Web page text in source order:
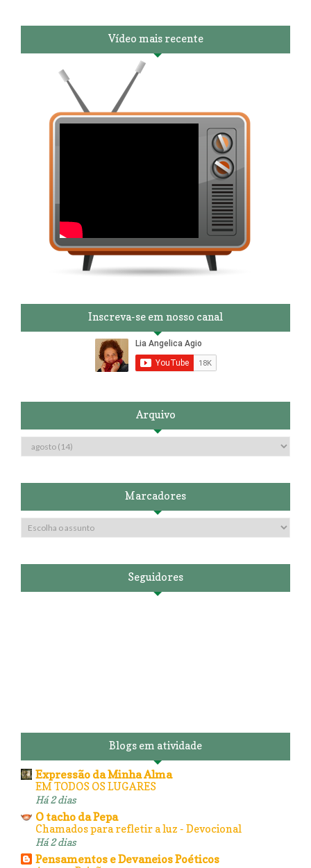
Vídeo mais recente
Inscreva-se em nosso canal
Arquivo
Marcadores
Seguidores
Blogs em atividade
Expressão da Minha Alma
EM TODOS OS LUGARES
Há 2 dias
O tacho da Pepa
Chamados para refletir a luz - Devocional
Há 2 dias
Pensamentos e Devaneios Poéticos